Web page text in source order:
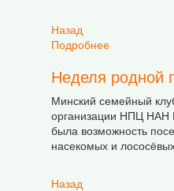
Назад
Подробнее
Неделя родной
Минский семейный
организации НПЦ НАН
была возможность
насекомых и
Назад